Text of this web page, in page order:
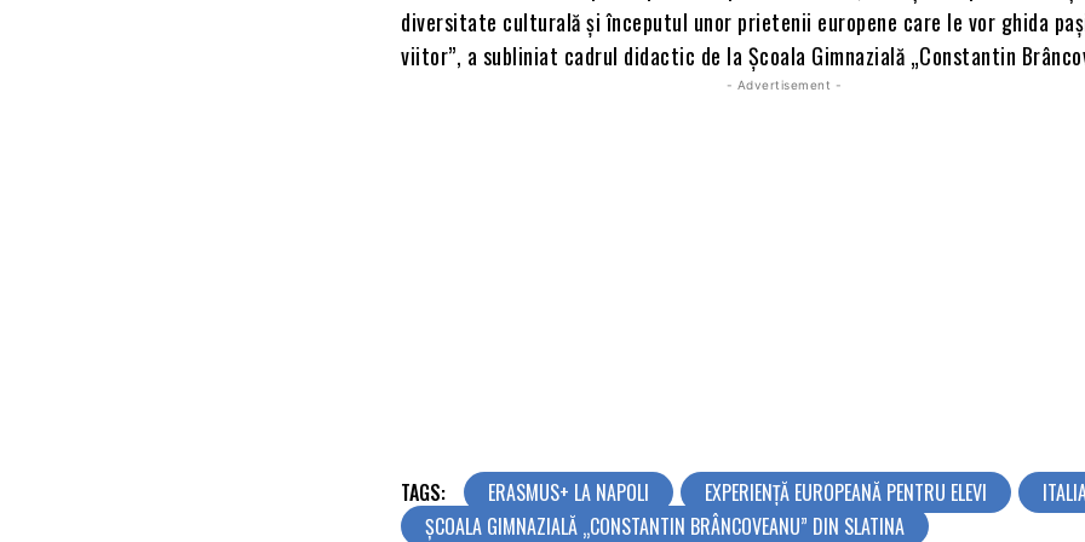
diversitate culturală și începutul unor prietenii europene care le vor ghida
viitor”, a subliniat cadrul didactic de la Școala Gimnazială „Constantin
- Advertisement -
TAGS: ERASMUS+ LA NAPOLI EXPERIENȚĂ EUROPEANĂ PENTRU ELEVI
ȘCOALA GIMNAZIALĂ „CONSTANTIN BRÂNCOVEANU” DIN SLATINA